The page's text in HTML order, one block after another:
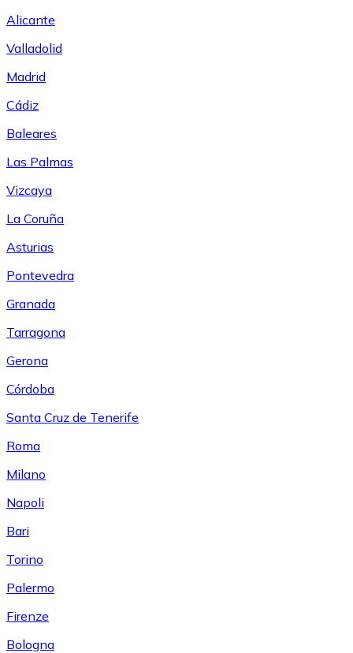
Alicante
Valladolid
Madrid
Cádiz
Baleares
Las Palmas
Vizcaya
La Coruña
Asturias
Pontevedra
Granada
Tarragona
Gerona
Córdoba
Santa Cruz de Tenerife
Roma
Milano
Napoli
Bari
Torino
Palermo
Firenze
Bologna